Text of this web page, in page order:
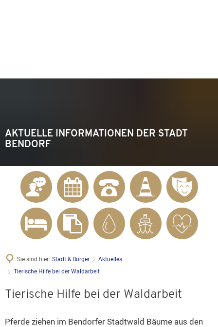
AKTUELLE INFORMATIONEN DER STADT
BENDORF
Sie sind hier: Stadt & Bürger
Aktuelles
Tierische Hilfe bei der Waldarbeit
Tierische Hilfe bei der Waldarbeit
Pferde ziehen im Bendorfer Stadtwald Bäume aus den